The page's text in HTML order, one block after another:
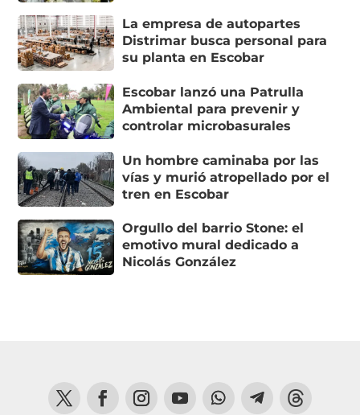
La empresa de autopartes
Distrimar busca personal para
su planta en Escobar
Escobar lanzó una Patrulla
Ambiental para prevenir y
controlar microbasurales
Un hombre caminaba por las
vías y murió atropellado por el
tren en Escobar
Orgullo del barrio Stone: el
emotivo mural dedicado a
Nicolás González